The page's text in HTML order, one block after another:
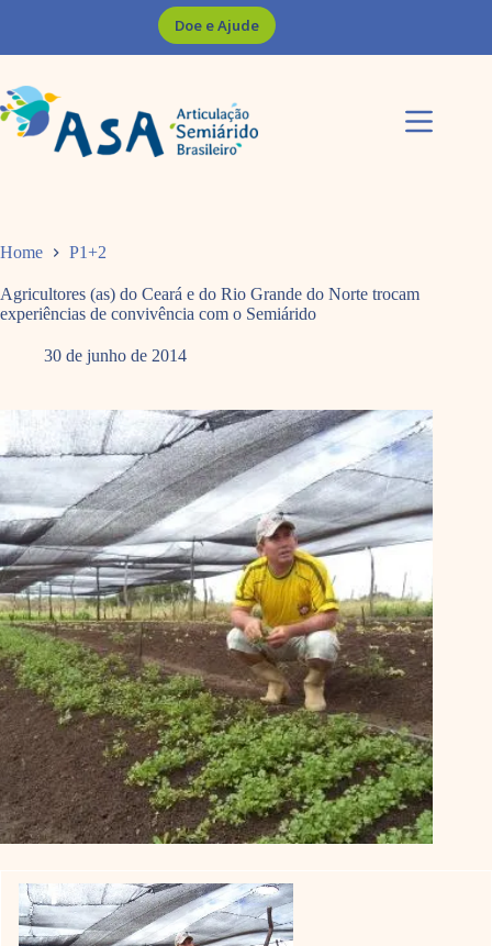
Doe e Ajude
Home P1+2
Agricultores (as) do Ceará e do Rio Grande do Norte trocam
experiências de convivência com o Semiárido
30 de junho de 2014